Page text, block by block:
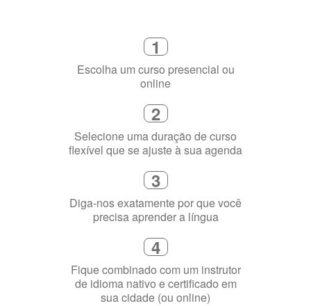
1
Escolha um curso presencial ou
online
2
Selecione uma duração de curso
flexível que se ajuste à sua agenda
3
Diga-nos exatamente por que você
precisa aprender a língua
4
Fique combinado com um instrutor
de idioma nativo e certificado em
sua cidade (ou online)